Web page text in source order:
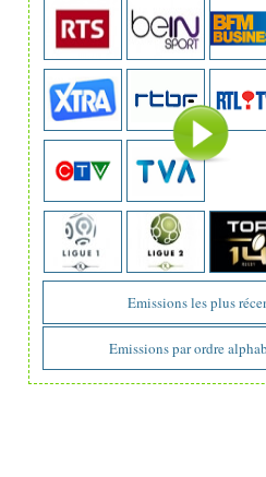
Emissions les plus
Emissions par ordre